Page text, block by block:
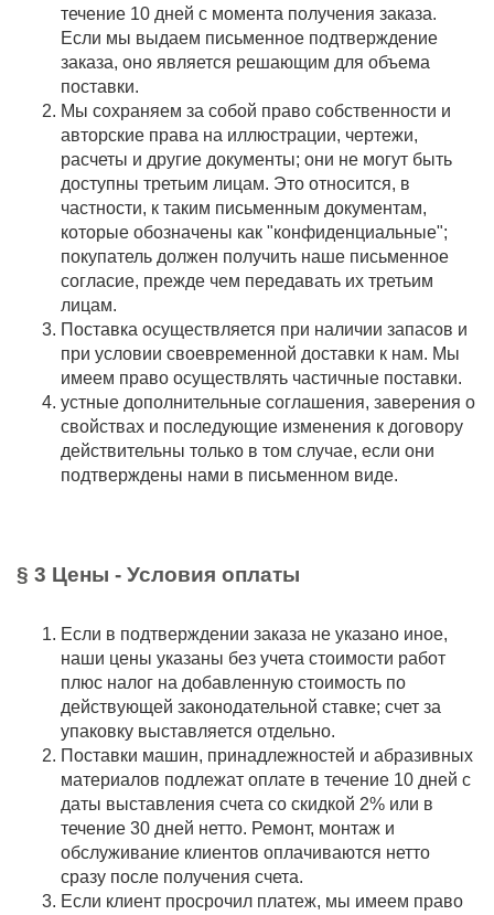
течение 10 дней с момента получения заказа.
Если мы выдаем письменное подтверждение
заказа, оно является решающим для объема
поставки.
Мы сохраняем за собой право собственности и
авторские права на иллюстрации, чертежи,
расчеты и другие документы; они не могут быть
доступны третьим лицам. Это относится, в
частности, к таким письменным документам,
которые обозначены как "конфиденциальные";
покупатель должен получить наше письменное
согласие, прежде чем передавать их третьим
лицам.
Поставка осуществляется при наличии запасов и
при условии своевременной доставки к нам. Мы
имеем право осуществлять частичные поставки.
устные дополнительные соглашения, заверения о
свойствах и последующие изменения к договору
действительны только в том случае, если они
подтверждены нами в письменном виде.
§ 3 Цены - Условия оплаты
Если в подтверждении заказа не указано иное,
наши цены указаны без учета стоимости работ
плюс налог на добавленную стоимость по
действующей законодательной ставке; счет за
упаковку выставляется отдельно.
Поставки машин, принадлежностей и абразивных
материалов подлежат оплате в течение 10 дней с
даты выставления счета со скидкой 2% или в
течение 30 дней нетто. Ремонт, монтаж и
обслуживание клиентов оплачиваются нетто
сразу после получения счета.
Если клиент просрочил платеж, мы имеем право